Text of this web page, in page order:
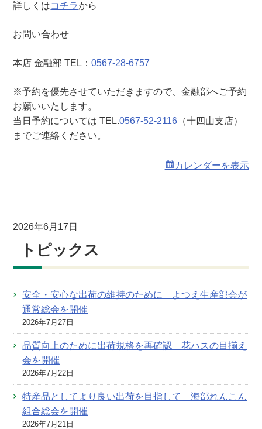
詳しくはコチラから
お問い合わせ
本店 金融部 TEL：0567-28-6757
※予約を優先させていただきますので、金融部へご予約
お願いいたします。
当日予約については TEL.0567-52-2116 （十四山支店）
までご連絡ください。
カレンダーを表示
2026年6月17日
トピックス
安全・安心な出荷の維持のために よつえ生産部会が
通常総会を開催
2026年7月27日
品質向上のために出荷規格を再確認 花ハスの目揃え
会を開催
2026年7月22日
特産品としてより良い出荷を目指して 海部れんこん
組合総会を開催
2026年7月21日